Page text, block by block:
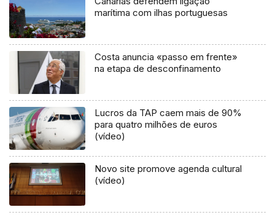
marítima com ilhas portuguesas
Costa anuncia «passo em frente»
na etapa de desconfinamento
Lucros da TAP caem mais de 90%
para quatro milhões de euros
(vídeo)
Novo site promove agenda cultural
(vídeo)